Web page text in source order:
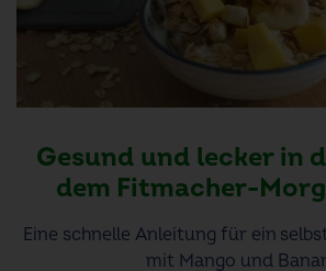
Gesund und lecker in
dem Fitmacher-
Eine schnelle Anleitung für ein
mit Mango und